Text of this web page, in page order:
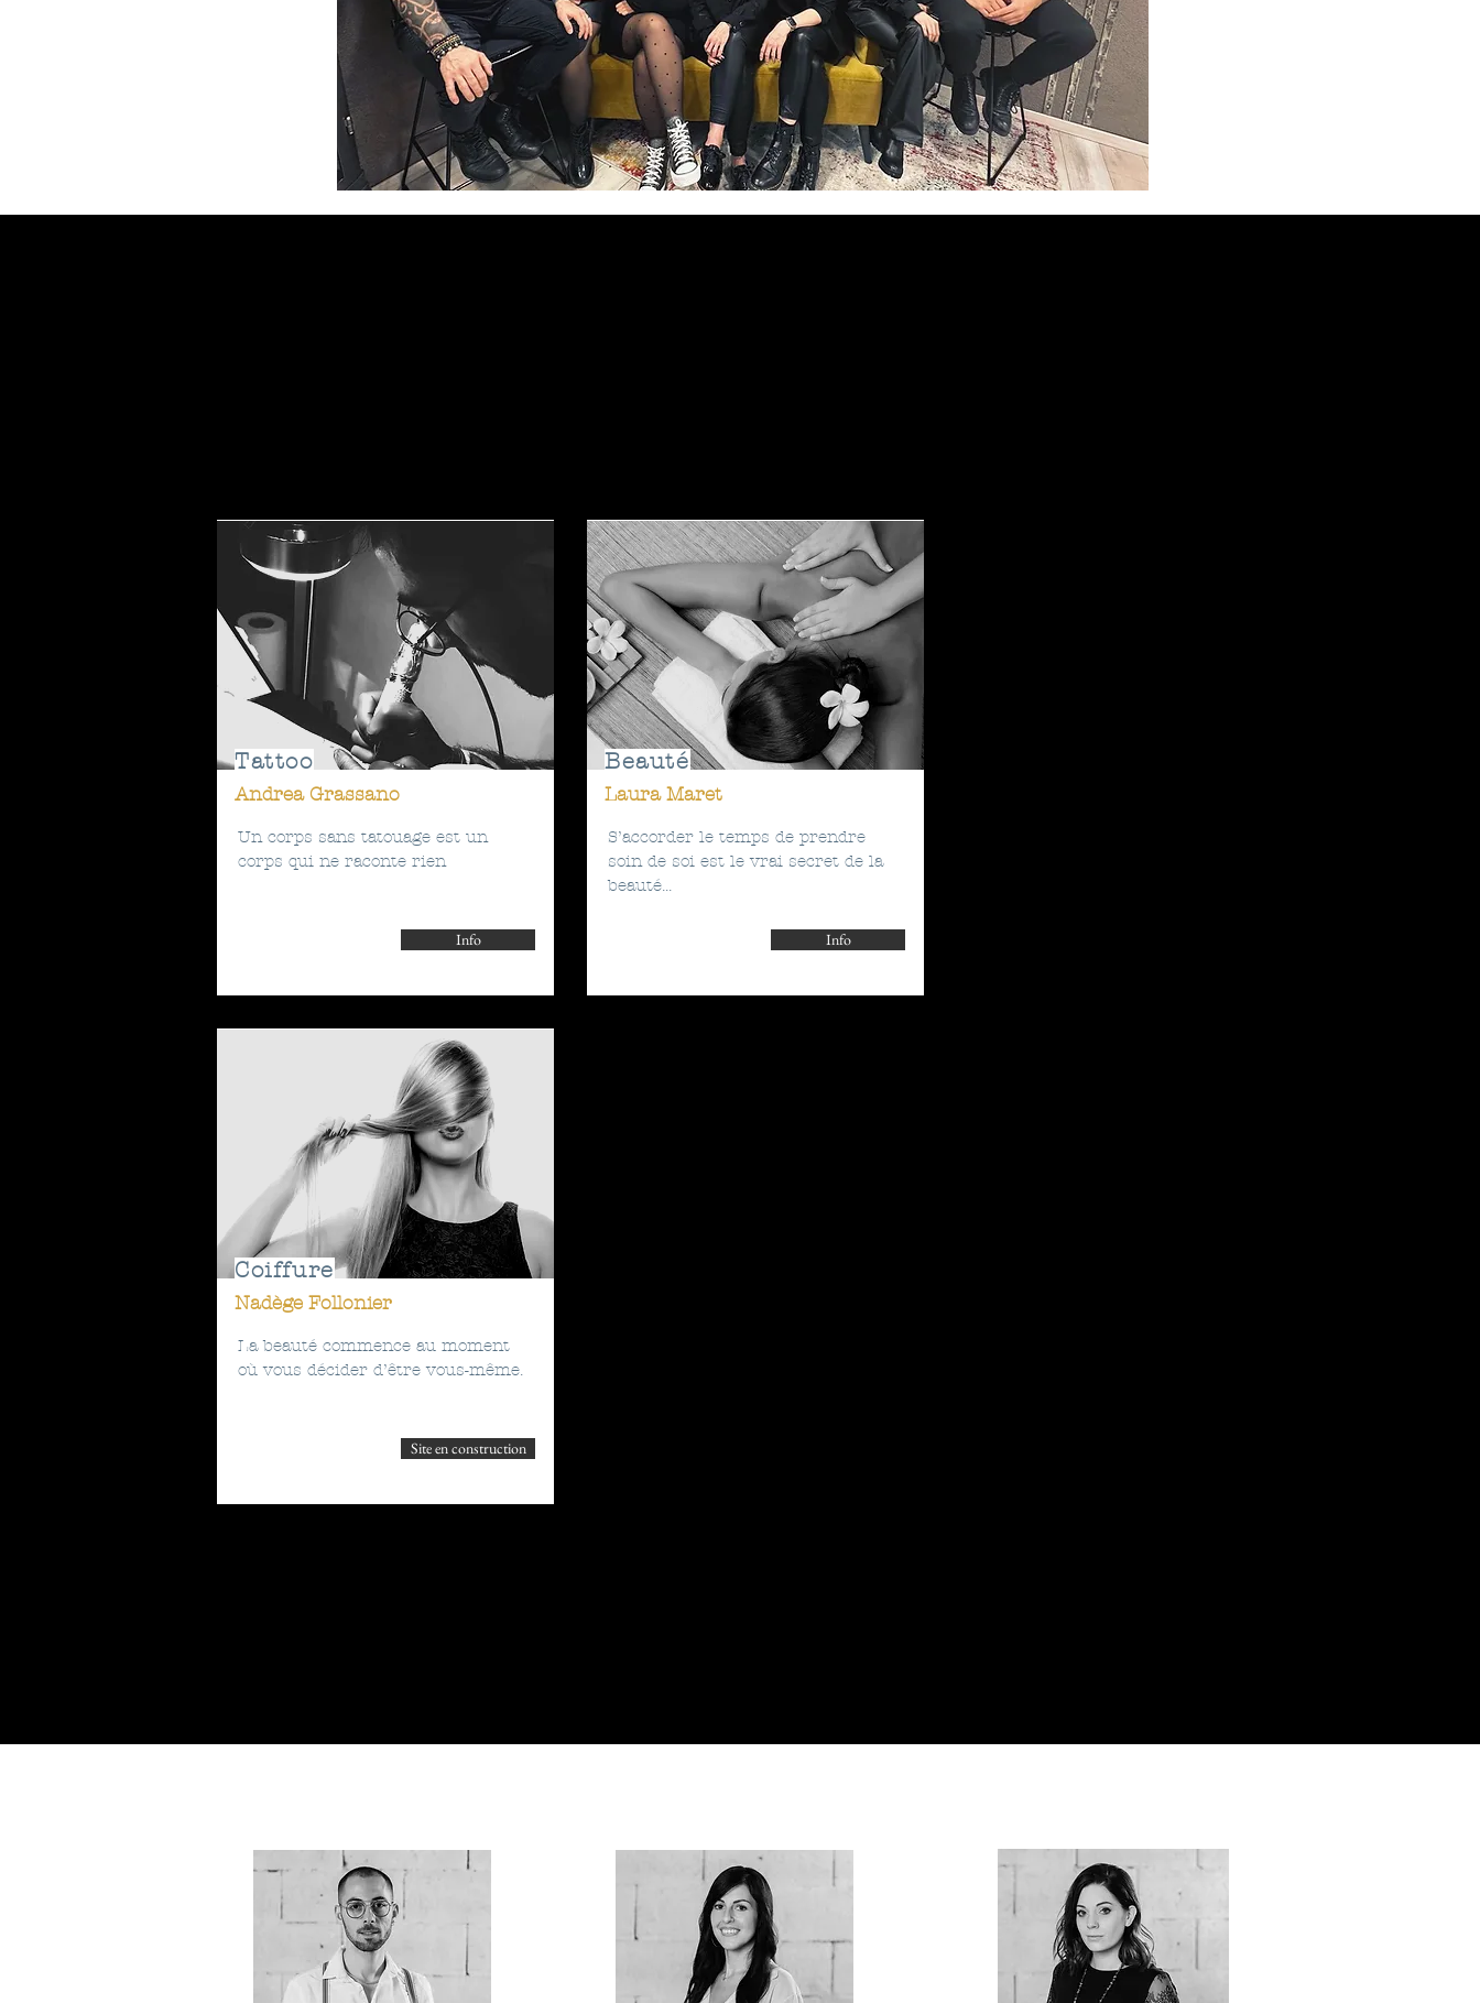
Tattoo
Andrea Grassano
Un corps sans tatouage est un
corps qui ne raconte rien
Info
Beauté
Laura Maret
S’accorder le temps de prendre
soin de soi est le vrai secret de la
beauté...
Info
Coiffure
Nadège Follonier
La beauté commence au moment
où vous décider d’être vous-même.
Site en construction